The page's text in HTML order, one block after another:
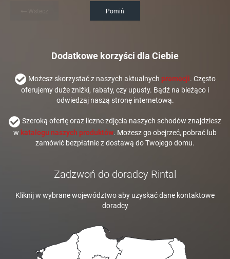
Pomiń
Dodatkowe korzyści dla Ciebie
Możesz skorzystać z naszych aktualnych promocji. Często
oferujemy duże zniżki, rabaty, czy upusty. Bądź na bieżąco i
odwiedzaj naszą stronę internetową.
Szeroką ofertę oraz liczne zdjęcia naszych schodów znajdziesz
w katalogu naszych produktów. Możesz go obejrzeć, pobrać lub
zamówić bezpłatnie z dostawą do Twojego domu.
Zadzwoń do doradcy Rintal
Kliknij w wybrane województwo aby uzyskać dane kontaktowe
doradcy